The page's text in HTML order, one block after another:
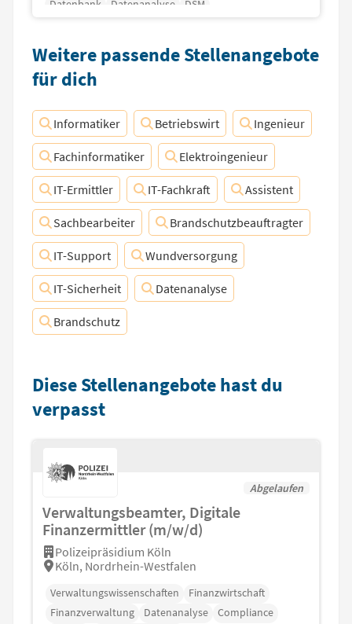
Datenbank Datenanalyse DSM
Weitere passende Stellenangebote
für dich
Informatiker Betriebswirt Ingenieur
Fachinformatiker Elektroingenieur
IT-Ermittler IT-Fachkraft Assistent
Sachbearbeiter Brandschutzbeauftragter
IT-Support Wundversorgung
IT-Sicherheit Datenanalyse
Brandschutz
Diese Stellenangebote hast du
verpasst
Abgelaufen
Verwaltungsbeamter, Digitale
Finanzermittler (m/w/d)
Polizeipräsidium Köln
Köln, Nordrhein-Westfalen
Verwaltungswissenschaften
Finanzwirtschaft
Finanzverwaltung
Datenanalyse
Compliance